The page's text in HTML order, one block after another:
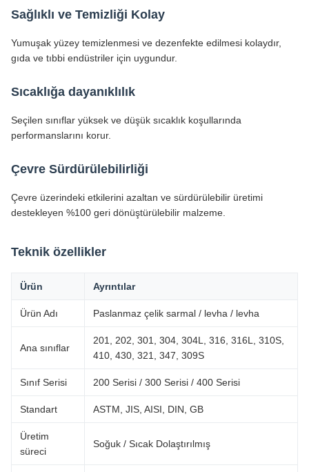
Sağlıklı ve Temizliği Kolay
Yumuşak yüzey temizlenmesi ve dezenfekte edilmesi kolaydır,
gıda ve tıbbi endüstriler için uygundur.
Sıcaklığa dayanıklılık
Seçilen sınıflar yüksek ve düşük sıcaklık koşullarında
performanslarını korur.
Çevre Sürdürülebilirliği
Çevre üzerindeki etkilerini azaltan ve sürdürülebilir üretimi
destekleyen %100 geri dönüştürülebilir malzeme.
Teknik özellikler
Ürün Ayrıntılar
Ürün Adı Paslanmaz çelik sarmal / levha / levha
Ana sınıflar
201, 202, 301, 304, 304L, 316, 316L, 310S,
410, 430, 321, 347, 309S
Sınıf Serisi 200 Serisi / 300 Serisi / 400 Serisi
Standart ASTM, JIS, AISI, DIN, GB
Üretim
süreci
Soğuk / Sıcak Dolaştırılmış